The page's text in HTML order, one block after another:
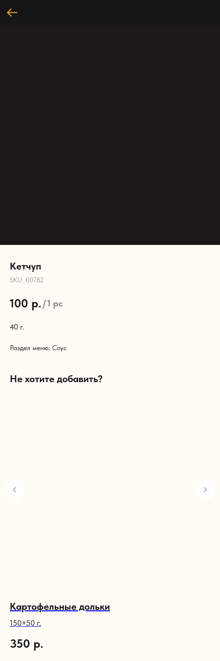
Кетчуп
SKU: 00782
100 р. /1 pc
40 г.
Раздел меню: Соус
Не хотите добавить?
Картофельные дольки
150+50 г.
350 р.